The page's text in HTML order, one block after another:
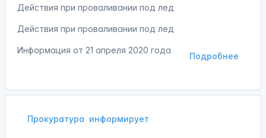
Действия при проваливании под лед
Действия при проваливании под лед
Подробнее
Информация от 21 апреля 2020 года
Прокуратура информирует